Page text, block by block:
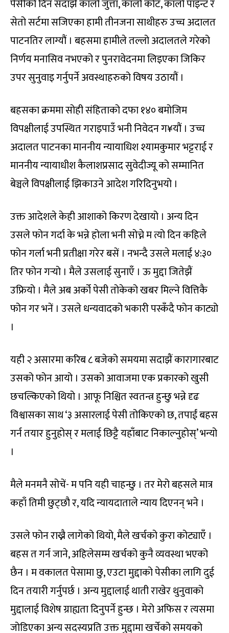
पेसीको दिन सदाझैं कालो जुत्ता, कालो कोट, कालो पाइन्ट र
सेतो सर्टमा सजिएका हामी तीनजना साथीहरु उच्च अदालत
पाटनतिर लाग्यौं । बहसमा हामीले तल्लो अदालतले गरेको
निर्णय मनासिव नभएको र पुनरावेदनमा लिइएका जिकिर
उपर सुनुवाइ गर्नुपर्ने अवस्थाहरुको विषय उठायौं ।
बहसका क्रममा सोही संहिताको दफा १४० बमोजिम
विपक्षीलाई उपस्थित गराइपाउँ भनी निवेदन ग¥यौं । उच्च
अदालत पाटनका माननीय न्यायाधिश श्यामकुमार भट्टराई र
माननीय न्यायाधीश कैलाशप्रसाद सुवेदीज्यू को सम्मानित
बेञ्चले विपक्षीलाई झिकाउने आदेश गरिदिनुभयो ।
उक्त आदेशले केही आशाको किरण देखायो । अन्य दिन
उसले फोन गर्दा के भन्ने होला भनी सोच्ने म त्यो दिन कहिले
फोन गर्ला भनी प्रतीक्षा गरेर बसें । नभन्दै उसले मलाई ४:३०
तिर फोन गर्‍यो । मैले उसलाई सुनाएँ । ऊ मुद्दा जितेझैं
उफ्रियो । मैले अब अर्को पेसी तोकेको खबर मिल्ने वित्तिकै
फोन गर भनें । उसले धन्यवादको भकारी पस्कँदै फोन काट्यो
।
यही २ असारमा करिब ८ बजेको समयमा सदाझैं कारागारबाट
उसको फोन आयो । उसको आवाजमा एक प्रकारको खुसी
छचल्किएको थियो । आफू निश्चित स्वतन्त्र हुन्छु भन्ने दृढ
विश्वासका साथ ‘३ असारलाई पेसी तोकिएको छ, तपाईं बहस
गर्न तयार हुनुहोस् र मलाई छिट्टै यहाँबाट निकाल्नुहोस्’ भन्यो
।
मैले मनमनै सोचें- म पनि यही चाहन्छु । तर मेरो बहसले मात्र
कहाँ तिमी छुट्छौ र, यदि न्यायदाताले न्याय दिएनन् भने ।
उसले फोन राख्नै लागेको थियो, मैले खर्चको कुरा कोट्याएँ ।
बहस त गर्न जाने, अहिलेसम्म खर्चको कुनै व्यवस्था भएको
छैन । म वकालत पेसामा छु, एउटा मुद्दाको पेसीका लागि दुई
दिन तयारी गर्नुपर्छ । अन्य मुद्दालाई थाती राखेर थुनुवाको
मुद्दालाई विशेष ग्राह्यता दिनुपर्ने हुन्छ । मेरो अफिस र त्यसमा
जोडिएका अन्य सदस्यप्रति उक्त मुद्दामा खर्चेको समयको